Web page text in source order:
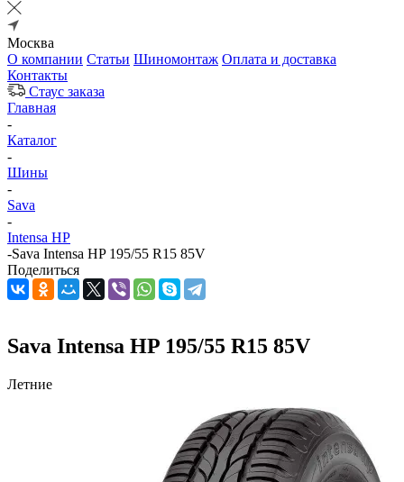
Москва
О компании Статьи Шиномонтаж Оплата и доставка
Контакты
Стаус заказа
Главная
-
Каталог
-
Шины
-
Sava
-
Intensa HP
-Sava Intensa HP 195/55 R15 85V
Поделиться
Sava Intensa HP 195/55 R15 85V
Летние